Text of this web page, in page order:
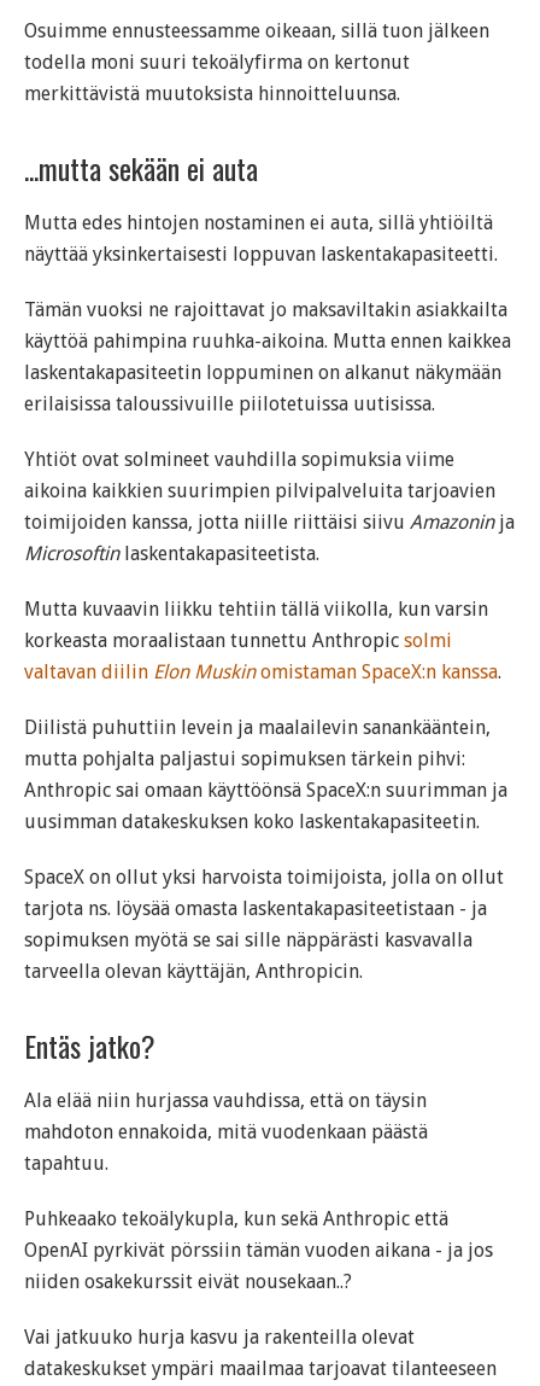
Osuimme ennusteessamme oikeaan, sillä tuon jälkeen
todella moni suuri tekoälyfirma on kertonut
merkittävistä muutoksista hinnoitteluunsa.
...mutta sekään ei auta
Mutta edes hintojen nostaminen ei auta, sillä yhtiöiltä
näyttää yksinkertaisesti loppuvan laskentakapasiteetti.
Tämän vuoksi ne rajoittavat jo maksaviltakin asiakkailta
käyttöä pahimpina ruuhka-aikoina. Mutta ennen kaikkea
laskentakapasiteetin loppuminen on alkanut näkymään
erilaisissa taloussivuille piilotetuissa uutisissa.
Yhtiöt ovat solmineet vauhdilla sopimuksia viime
aikoina kaikkien suurimpien pilvipalveluita tarjoavien
toimijoiden kanssa, jotta niille riittäisi siivu Amazoninja
Microsoftinlaskentakapasiteetista.
Mutta kuvaavin liikku tehtiin tällä viikolla, kun varsin
korkeasta moraalistaan tunnettu Anthropic solmi
valtavan diilin Elon Muskinomistaman SpaceX:n kanssa.
Diilistä puhuttiin levein ja maalailevin sanankääntein,
mutta pohjalta paljastui sopimuksen tärkein pihvi:
Anthropic sai omaan käyttöönsä SpaceX:n suurimman ja
uusimman datakeskuksen koko laskentakapasiteetin.
SpaceX on ollut yksi harvoista toimijoista, jolla on ollut
tarjota ns. löysää omasta laskentakapasiteetistaan - ja
sopimuksen myötä se sai sille näppärästi kasvavalla
tarveella olevan käyttäjän, Anthropicin.
Entäs jatko?
Ala elää niin hurjassa vauhdissa, että on täysin
mahdoton ennakoida, mitä vuodenkaan päästä
tapahtuu.
Puhkeaako tekoälykupla, kun sekä Anthropic että
OpenAI pyrkivät pörssiin tämän vuoden aikana - ja jos
niiden osakekurssit eivät nousekaan..?
Vai jatkuuko hurja kasvu ja rakenteilla olevat
datakeskukset ympäri maailmaa tarjoavat tilanteeseen